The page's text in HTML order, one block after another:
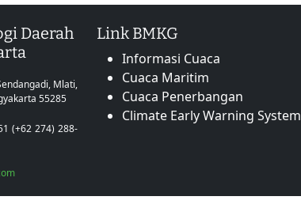
Daerah
Mlati,
55285
(+62 274) 288-
Link BMKG
Informasi Cuaca
Cuaca Maritim
Cuaca Penerbangan
Climate Early Warning System